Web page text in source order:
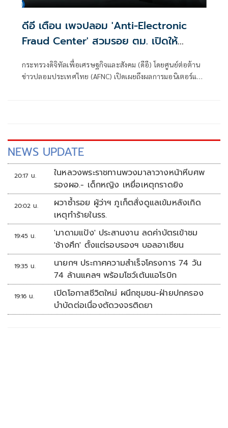
ดีอี เตือน เพจปลอม 'Anti-Electronic
Fraud Center' สวมรอย ตม. เปิดให้
ติดตามรับเงินคืนจาก 'สแกมเมอร์' ระวัง
สูญเงิน-ข้อมูลส่วนบุคคล
กระทรวงดิจิทัลเพื่อเศรษฐกิจและสังคม (ดีอี) โดยศูนย์ต่อต้าน
ข่าวปลอมประเทศไทย (AFNC) เปิดเผยถึงผลการมอนิเตอร์และ
NEWS UPDATE
20:17 น.
ในหลวงพระราชทานพวงมาลาวางหน้าหีบศพ
รองผอ.- เด็กหญิง เหยื่อเหตุกราดยิง
20:02 น.
ผวาซ้ำรอย ผู้ว่าฯ ภูเก็ตสั่งดูแลเข้มหลังเกิด
เหตุทำร้ายในรร.
19:45 น.
'มาดามแป้ง' ประสานงาน ลดค่าบัตรเข้าชม
'ช้างศึก' ตั้งแต่รอบรองฯ บอลอาเซียน
19:35 น.
นายกฯ ประกาศความสำเร็จโครงการ 74 วัน
74 ล้านแคลฯ พร้อมโชว์เต้นแอโรบิก
19:16 น.
เปิดโอกาสชีวิตใหม่ ผนึกชุมชน-ฝ่ายปกครอง
บำบัดต่อเนื่องตัดวงจรติดยา